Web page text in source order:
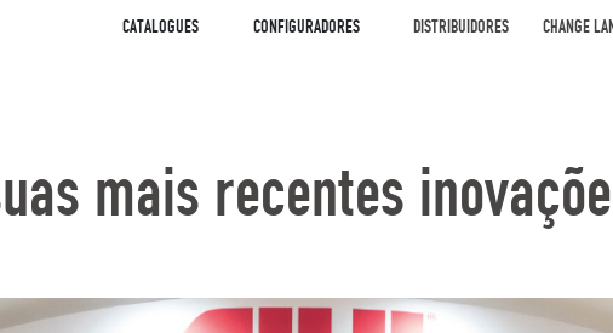
CATALOGUES CONFIGURADORES DISTRIBUIDORES CHANGE
mais recentes